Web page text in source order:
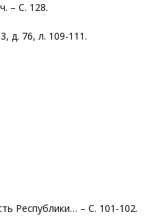
– С. 128.
д. 76, л. 109-111.
Республики… – С. 101-102.